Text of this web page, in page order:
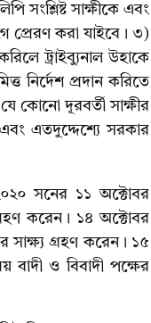
সংশ্লিষ্ট সাক্ষীকে এবং
প্রেরণ করা যাইবে। ৩)
ট্রাইব্যুনাল উহাকে
নির্দেশ প্রদান করিতে
কোনো দূরবর্তী সাক্ষীর
এতদুদ্দেশ্যে সরকার
সনের ১১ অক্টোবর
করেন। ১৪ অক্টোবর
সাক্ষ্য গ্রহণ করেন। ১৫
বাদী ও বিবাদী পক্ষের